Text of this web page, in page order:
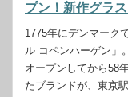
プン！新作グラ
1775年にデンマーク
ル コペンハーゲン」
オープンしてから58
たブランドが、東京